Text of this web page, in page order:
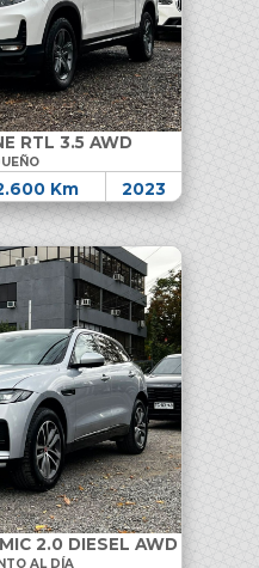
RTL 3.5 AWD
Km 2023
2.0 DIESEL AWD
AL DÍA